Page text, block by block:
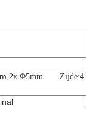
2x Φ5mm Zijde:4